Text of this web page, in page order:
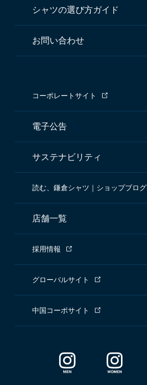
シャツの選び方ガイド
お問い合わせ
コーポレートサイト
電子公告
サステナビリティ
読む、鎌倉シャツ｜ショップブログ
店舗一覧
採用情報
グローバルサイト
中国コーポサイト